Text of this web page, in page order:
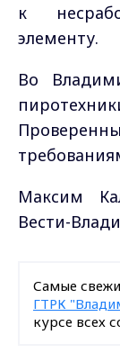
к
элементу.
Во
Максим
Вести-
Самые
ГТРК
курсе всех